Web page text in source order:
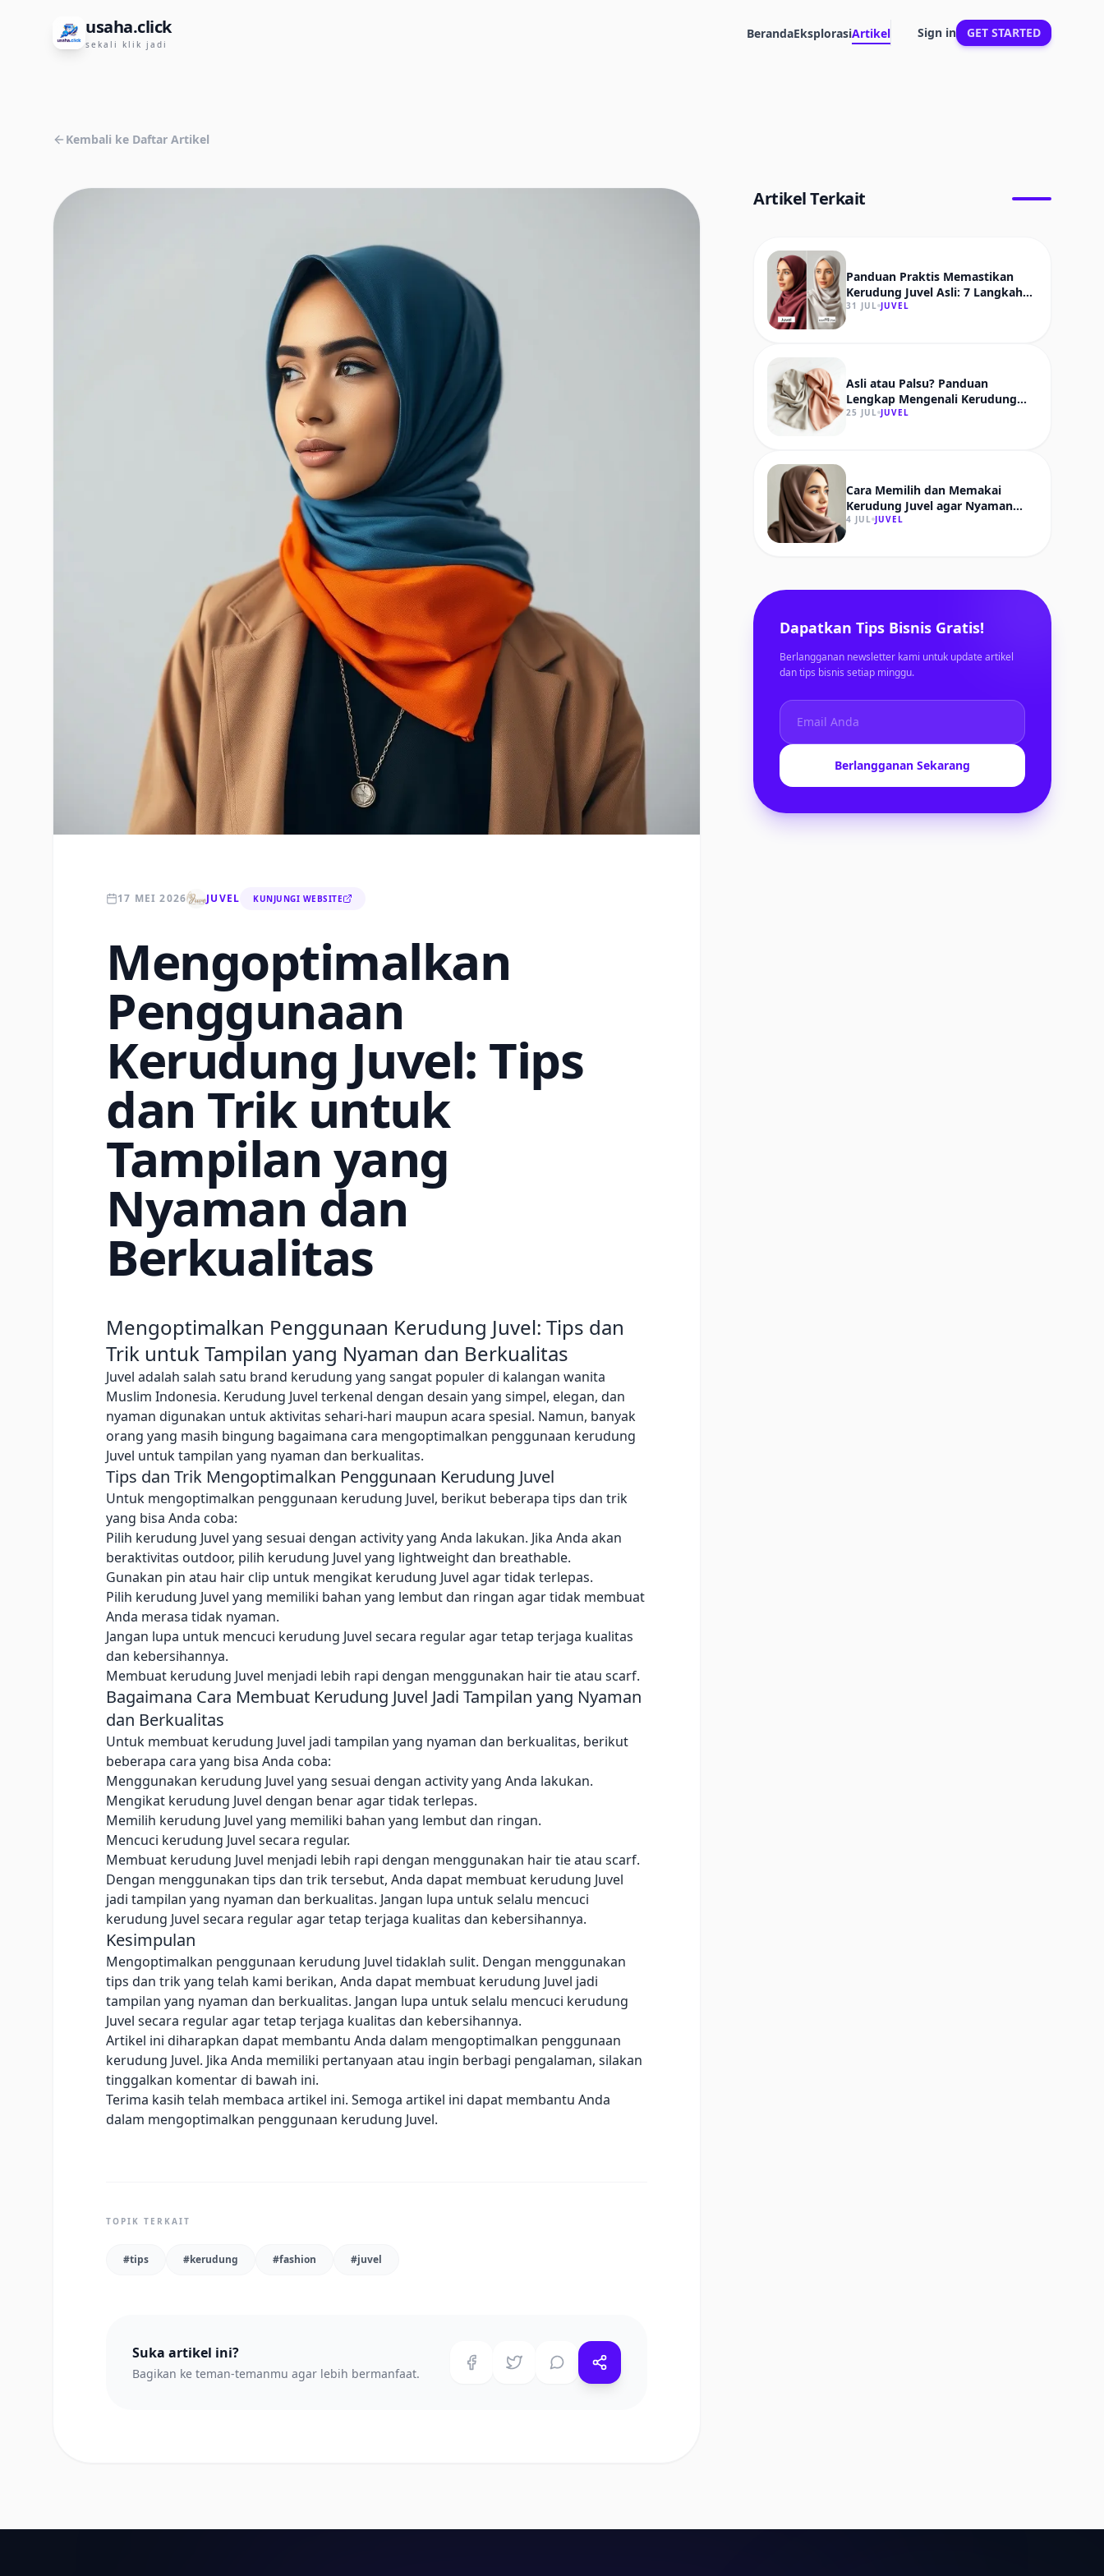
usaha.click
sekali klik jadi
BerandaEksplorasiArtikel Sign in GET STARTED
Kembali ke Daftar Artikel
17 MEI 2026 JUVEL KUNJUNGI WEBSITE
Mengoptimalkan
Penggunaan
Kerudung Juvel: Tips
dan Trik untuk
Tampilan yang
Nyaman dan
Berkualitas
Mengoptimalkan Penggunaan Kerudung Juvel: Tips dan
Trik untuk Tampilan yang Nyaman dan Berkualitas
Juvel adalah salah satu brand kerudung yang sangat populer di kalangan wanita
Muslim Indonesia. Kerudung Juvel terkenal dengan desain yang simpel, elegan, dan
nyaman digunakan untuk aktivitas sehari-hari maupun acara spesial. Namun, banyak
orang yang masih bingung bagaimana cara mengoptimalkan penggunaan kerudung
Juvel untuk tampilan yang nyaman dan berkualitas.
Tips dan Trik Mengoptimalkan Penggunaan Kerudung Juvel
Untuk mengoptimalkan penggunaan kerudung Juvel, berikut beberapa tips dan trik
yang bisa Anda coba:
Pilih kerudung Juvel yang sesuai dengan activity yang Anda lakukan. Jika Anda akan
beraktivitas outdoor, pilih kerudung Juvel yang lightweight dan breathable.
Gunakan pin atau hair clip untuk mengikat kerudung Juvel agar tidak terlepas.
Pilih kerudung Juvel yang memiliki bahan yang lembut dan ringan agar tidak membuat
Anda merasa tidak nyaman.
Jangan lupa untuk mencuci kerudung Juvel secara regular agar tetap terjaga kualitas
dan kebersihannya.
Membuat kerudung Juvel menjadi lebih rapi dengan menggunakan hair tie atau scarf.
Bagaimana Cara Membuat Kerudung Juvel Jadi Tampilan yang Nyaman
dan Berkualitas
Untuk membuat kerudung Juvel jadi tampilan yang nyaman dan berkualitas, berikut
beberapa cara yang bisa Anda coba:
Menggunakan kerudung Juvel yang sesuai dengan activity yang Anda lakukan.
Mengikat kerudung Juvel dengan benar agar tidak terlepas.
Memilih kerudung Juvel yang memiliki bahan yang lembut dan ringan.
Mencuci kerudung Juvel secara regular.
Membuat kerudung Juvel menjadi lebih rapi dengan menggunakan hair tie atau scarf.
Dengan menggunakan tips dan trik tersebut, Anda dapat membuat kerudung Juvel
jadi tampilan yang nyaman dan berkualitas. Jangan lupa untuk selalu mencuci
kerudung Juvel secara regular agar tetap terjaga kualitas dan kebersihannya.
Kesimpulan
Mengoptimalkan penggunaan kerudung Juvel tidaklah sulit. Dengan menggunakan
tips dan trik yang telah kami berikan, Anda dapat membuat kerudung Juvel jadi
tampilan yang nyaman dan berkualitas. Jangan lupa untuk selalu mencuci kerudung
Juvel secara regular agar tetap terjaga kualitas dan kebersihannya.
Artikel ini diharapkan dapat membantu Anda dalam mengoptimalkan penggunaan
kerudung Juvel. Jika Anda memiliki pertanyaan atau ingin berbagi pengalaman, silakan
tinggalkan komentar di bawah ini.
Terima kasih telah membaca artikel ini. Semoga artikel ini dapat membantu Anda
dalam mengoptimalkan penggunaan kerudung Juvel.
TOPIK TERKAIT
#tips #kerudung #fashion #juvel
Suka artikel ini?
Bagikan ke teman-temanmu agar lebih bermanfaat.
Artikel Terkait
Panduan Praktis Memastikan
Kerudung Juvel Asli: 7 Langkah
Verifikasi
31 JUL JUVEL
Asli atau Palsu? Panduan
Lengkap Mengenali Kerudung
Juvel yang Original
25 JUL JUVEL
Cara Memilih dan Memakai
Kerudung Juvel agar Nyaman
dan Tahan Lama
4 JUL JUVEL
Dapatkan Tips Bisnis Gratis!
Berlangganan newsletter kami untuk update artikel
dan tips bisnis setiap minggu.
Berlangganan Sekarang